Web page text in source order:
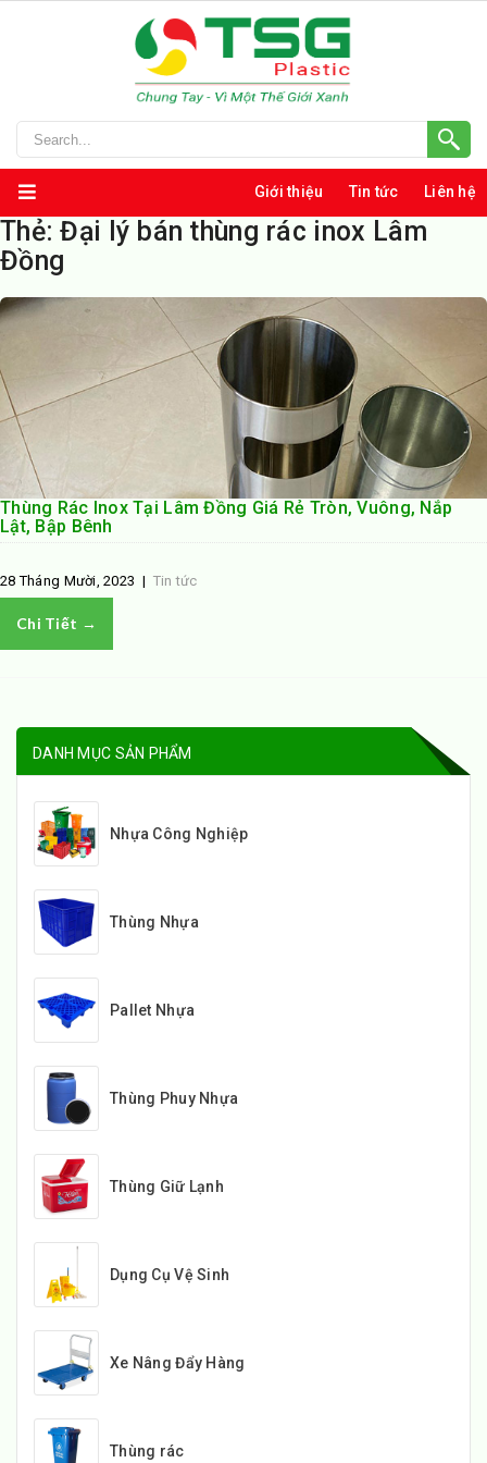
Giới thiệu Tin tức Liên hệ
Thẻ:Đại lý bán thùng rác inox Lâm
Đồng
Thùng Rác Inox Tại Lâm Đồng Giá Rẻ Tròn, Vuông, Nắp
Lật, Bập Bênh
28 Tháng Mười, 2023 | Tin tức
Chi Tiết →
DANH MỤC SẢN PHẨM
Nhựa Công Nghiệp
Thùng Nhựa
Pallet Nhựa
Thùng Phuy Nhựa
Thùng Giữ Lạnh
Dụng Cụ Vệ Sinh
Xe Nâng Đẩy Hàng
Thùng rác